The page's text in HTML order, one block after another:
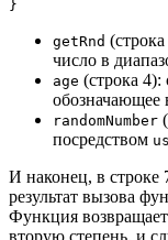
}
getRnd
число в
age (строка
обозначающее
randomNumber
посредством
И наконец, в строке
результат вызова
Функция